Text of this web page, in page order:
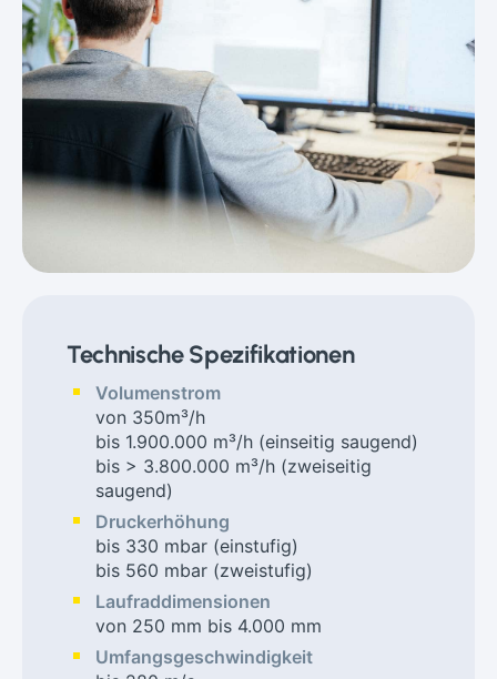
Technische Spezifikationen
Volumenstrom
von 350m³/h
bis 1.900.000 m³/h (einseitig saugend)
bis > 3.800.000 m³/h (zweiseitig
saugend)
Druckerhöhung
bis 330 mbar (einstufig)
bis 560 mbar (zweistufig)
Laufraddimensionen
von 250 mm bis 4.000 mm
Umfangsgeschwindigkeit